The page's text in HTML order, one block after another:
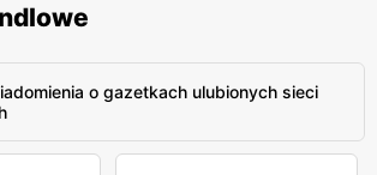
o gazetkach ulubionych sieci